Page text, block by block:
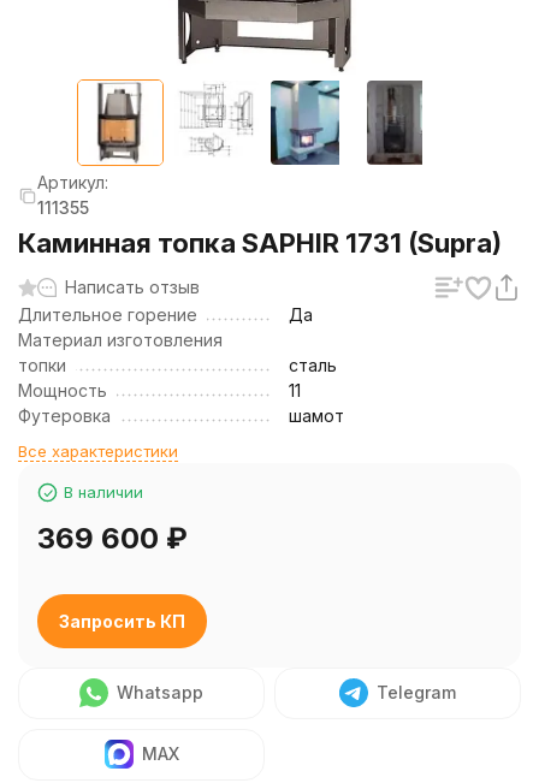
Артикул:
111355
Каминная топка SAPHIR 1731 (Supra)
Написать отзыв
Длительное горение
Да
Материал изготовления
топки
сталь
Мощность
11
Футеровка
шамот
Все характеристики
В наличии
369 600 ₽
Запросить КП
Whatsapp Telegram
MAX